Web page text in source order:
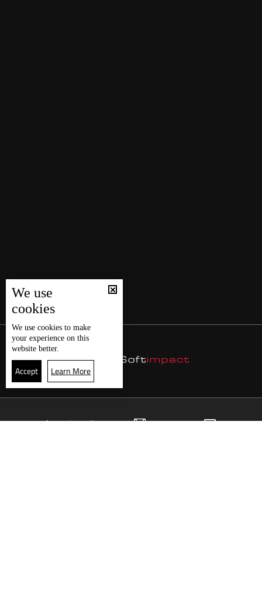
4
We use
cookies
We use cookies to make
your experience on this
website better.
Accept Learn More
موقع البرامج الجدول البث المباشر